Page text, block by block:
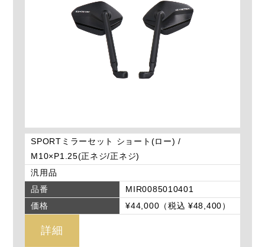
SPORTミラーセット ショート(ロー) /
M10×P1.25(正ネジ/正ネジ)
汎用品
品番
MIR0085010401
価格
¥44,000（税込 ¥48,400）
詳細